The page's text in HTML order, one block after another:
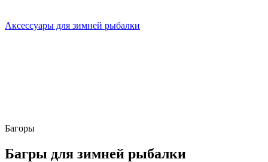
Аксессуары для зимней рыбалки
Багоры
Багры для зимней рыбалки